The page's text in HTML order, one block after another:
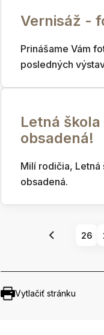
Vernisáž -
Prinášame Vám
posledných
Letná
obsadená!
Milí rodičia, Letná
obsadená.
26
Vytlačiť stránku